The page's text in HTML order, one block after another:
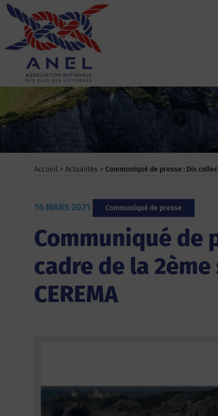
Aller
contenu
ANEL
Accueil > Actualités > Communiqué de presse : Dix
16 MARS 2021 Communiqué de presse
Communiqué de
cadre de la 2ème
CEREMA